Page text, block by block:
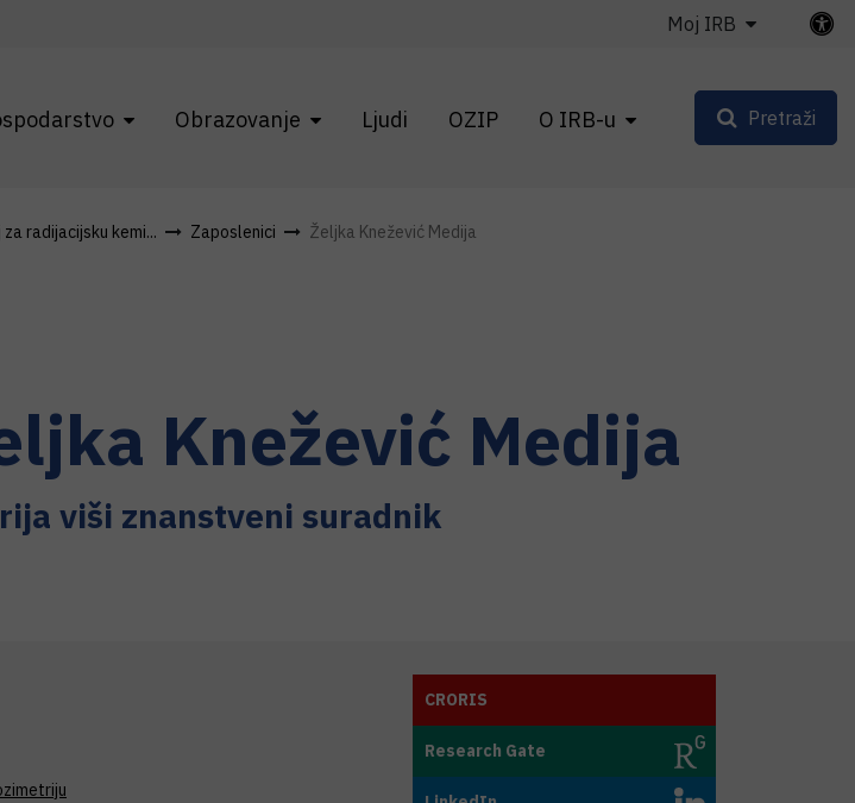
Obrazovanje Ljudi OZIP O IRB-u
Moj IRB
Pretraži
radijacijsku kemi... Zaposlenici Željka Knežević Medija
Knežević Medija
viši znanstveni suradnik
CRORIS
Research Gate